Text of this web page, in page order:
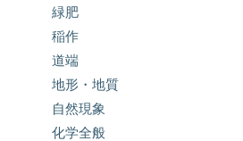
緑肥
稲作
道端
地形・地質
自然現象
化学全般